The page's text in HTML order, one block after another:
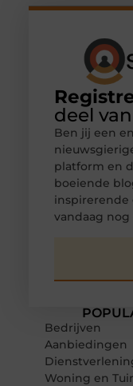
Bedrijven
Aanbiedingen
Woning en
deel
Ben jij een
platform en
boeiende
inspirerende
vandaag